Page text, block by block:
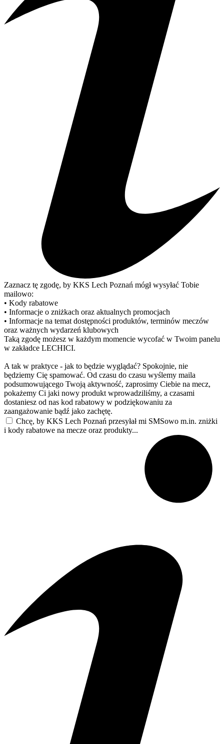
Zaznacz tę zgodę, by KKS Lech Poznań mógł wysyłać Tobie
mailowo:
• Kody rabatowe
• Informacje o zniżkach oraz aktualnych promocjach
• Informacje na temat dostępności produktów, terminów meczów
oraz ważnych wydarzeń klubowych
Taką zgodę możesz w każdym momencie wycofać w Twoim panelu
w zakładce LECHICI.
A tak w praktyce - jak to będzie wyglądać? Spokojnie, nie
będziemy Cię spamować. Od czasu do czasu wyślemy maila
podsumowującego Twoją aktywność, zaprosimy Ciebie na mecz,
pokażemy Ci jaki nowy produkt wprowadziliśmy, a czasami
dostaniesz od nas kod rabatowy w podziękowaniu za
zaangażowanie bądź jako zachętę.
Chcę, by KKS Lech Poznań przesyłał mi SMSowo m.in. zniżki
i kody rabatowe na mecze oraz produkty...